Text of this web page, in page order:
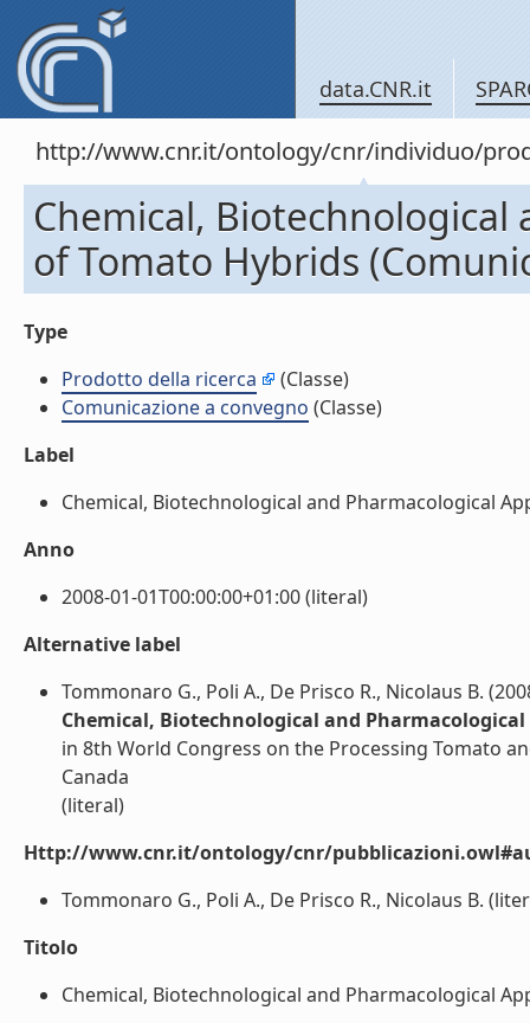
data.CNR.it
http://www.cnr.it/ontology/cnr/individuo/
Chemical,
of Tomato Hybrids
Type
Prodotto della ricerca
(Classe)
Comunicazione a convegno (Classe)
Label
Chemical, Biotechnological and Pharmacological
Anno
2008-01-01T00:00:00+01:00 (literal)
Alternative label
Tommonaro G., Poli A., De Prisco R., Nicolaus B.
Chemical, Biotechnological and
in 8th World Congress on the Processing Tomato
Canada
(literal)
Http://www.cnr.it/ontology/cnr/
Tommonaro G., Poli A., De Prisco R., Nicolaus B.
Titolo
Chemical, Biotechnological and Pharmacological